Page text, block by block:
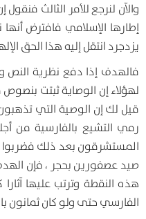
والآن لنرجع للأمر الثالث
إطارها الإسلامي فافترض
يزدجرد انتقل إليه هذا الحق
فالهدف إذا دفع نظرية النص
لهؤلاء إن الوصاية ثبتت
قيل لك إن الوصية التي
رمي التشيع بالفارسية من
المستشرقون بعد ذلك
صيد عصفورين بحجر ، فإن
هذه النقطة وترتب عليها
الفارسي حتى ولو كان ثمانون